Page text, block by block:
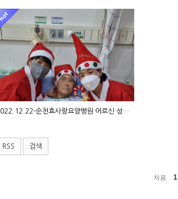
2022.12.22-순천효사랑요양병원 어르신 성탄절 행…
RSS 검색
처음 1